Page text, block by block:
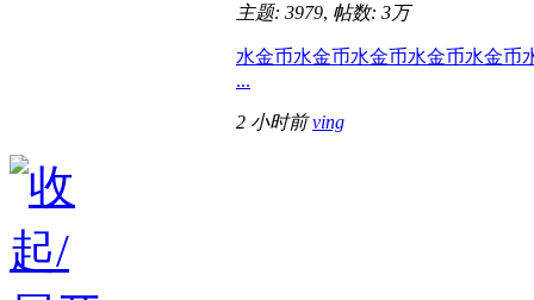
主题: 3979, 帖数: 3万
水金币水金币水金币水金币水金币
...
2 小时前 ving